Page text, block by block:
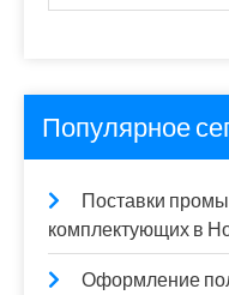
Популярное
Поставки
комплектующих в
Оформление